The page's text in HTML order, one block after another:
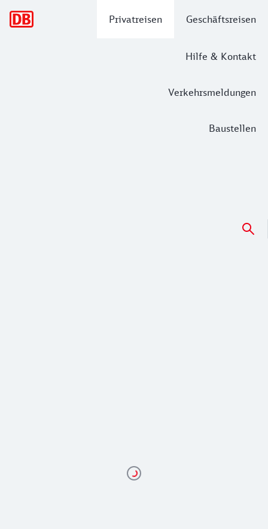
Privatreisen Geschäftsreisen
Hilfe & Kontakt
Verkehrsmeldungen
Baustellen